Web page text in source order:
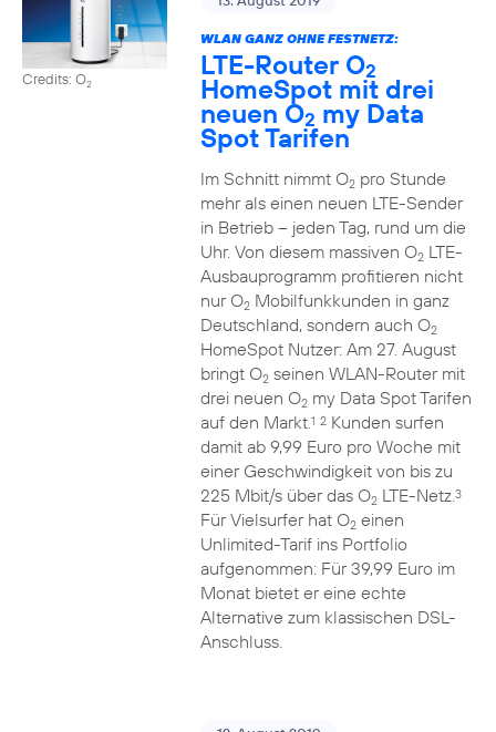
Credits: O2
WLAN GANZ OHNE FESTNETZ:
LTE-Router O2
HomeSpot mit drei
neuen O2 my Data
Spot Tarifen
Im Schnitt nimmt O2pro Stunde
mehr als einen neuen LTE-Sender
in Betrieb – jeden Tag, rund um die
Uhr. Von diesem massiven O2LTE-
Ausbauprogramm profitieren nicht
nur O2Mobilfunkkunden in ganz
Deutschland, sondern auch O2
HomeSpot Nutzer: Am 27. August
bringt O2seinen WLAN-Router mit
drei neuen O2my Data Spot Tarifen
auf den Markt.1 2Kunden surfen
damit ab 9,99 Euro pro Woche mit
einer Geschwindigkeit von bis zu
225 Mbit/s über das O2LTE-Netz.3
Für Vielsurfer hat O2einen
Unlimited-Tarif ins Portfolio
aufgenommen: Für 39,99 Euro im
Monat bietet er eine echte
Alternative zum klassischen DSL-
Anschluss.